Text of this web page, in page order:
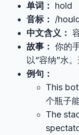
单词：
hold
音标：
/
中文含义：
故事： 你的
以“容纳”水
例句：
This
个瓶子
The